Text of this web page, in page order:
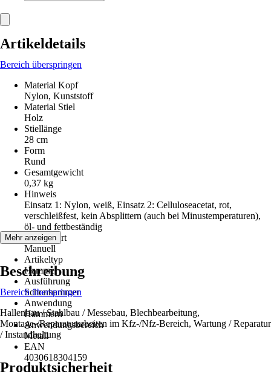
Artikeldetails
Bereich überspringen
Material Kopf
Nylon, Kunststoff
Material Stiel
Holz
Stiellänge
28 cm
Form
Rund
Gesamtgewicht
0,37 kg
Hinweis
Einsatz 1: Nylon, weiß, Einsatz 2: Celluloseacetat, rot,
verschleißfest, kein Absplittern (auch bei Minustemperaturen),
öl- und fettbeständig
Antriebsart
Manuell
Artikeltyp
Hammer
Ausführung
Schonhammer
Anwendung
Hämmern
Anwendungsbereich
Metall
EAN
4030618304159
Mehr anzeigen
Beschreibung
Bereich überspringen
Hallenbau / Stahlbau / Messebau, Blechbearbeitung,
Montage-/Reparaturarbeiten im Kfz-/Nfz-Bereich, Wartung / Reparatur
/ Instandhaltung
Produktsicherheit